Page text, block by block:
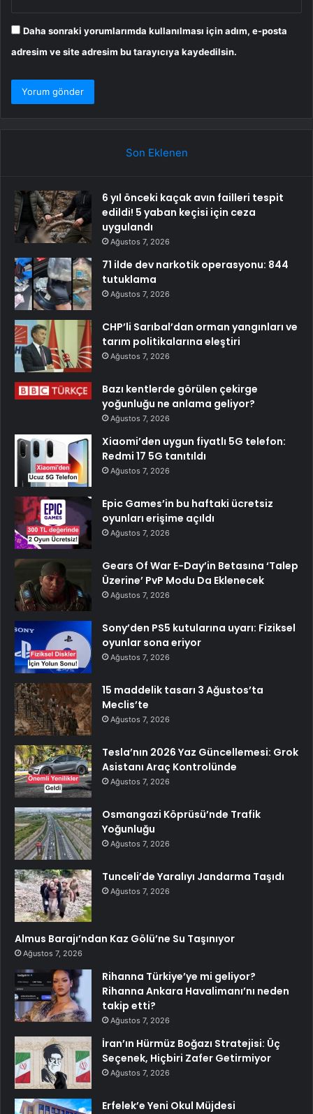
Daha sonraki yorumlarımda kullanılması için adım, e-posta
adresim ve site adresim bu tarayıcıya kaydedilsin.
Son Eklenen
6 yıl önceki kaçak avın failleri tespit
edildi! 5 yaban keçisi için ceza
uygulandı
Ağustos 7, 2026
71 ilde dev narkotik operasyonu: 844
tutuklama
Ağustos 7, 2026
CHP’li Sarıbal’dan orman yangınları ve
tarım politikalarına eleştiri
Ağustos 7, 2026
Bazı kentlerde görülen çekirge
yoğunluğu ne anlama geliyor?
Ağustos 7, 2026
Xiaomi’den uygun fiyatlı 5G telefon:
Redmi 17 5G tanıtıldı
Ağustos 7, 2026
Epic Games’in bu haftaki ücretsiz
oyunları erişime açıldı
Ağustos 7, 2026
Gears Of War E-Day’in Betasına ‘Talep
Üzerine’ PvP Modu Da Eklenecek
Ağustos 7, 2026
Sony’den PS5 kutularına uyarı: Fiziksel
oyunlar sona eriyor
Ağustos 7, 2026
15 maddelik tasarı 3 Ağustos’ta
Meclis’te
Ağustos 7, 2026
Tesla’nın 2026 Yaz Güncellemesi: Grok
Asistanı Araç Kontrolünde
Ağustos 7, 2026
Osmangazi Köprüsü’nde Trafik
Yoğunluğu
Ağustos 7, 2026
Tunceli’de Yaralıyı Jandarma Taşıdı
Ağustos 7, 2026
Almus Barajı’ndan Kaz Gölü’ne Su Taşınıyor
Ağustos 7, 2026
Rihanna Türkiye’ye mi geliyor?
Rihanna Ankara Havalimanı’nı neden
takip etti?
Ağustos 7, 2026
İran’ın Hürmüz Boğazı Stratejisi: Üç
Seçenek, Hiçbiri Zafer Getirmiyor
Ağustos 7, 2026
Erfelek’e Yeni Okul Müjdesi